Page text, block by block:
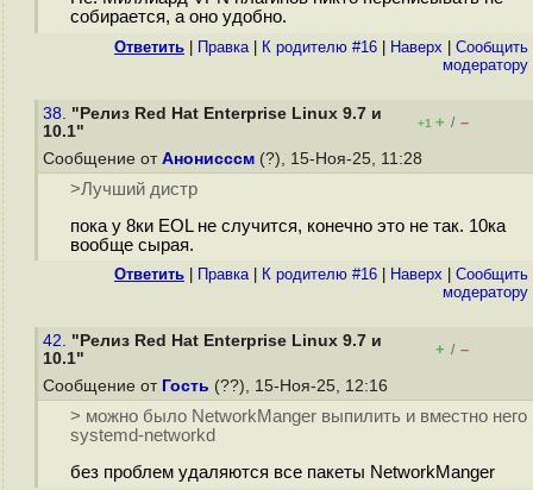
собирается, а оно удобно.
Ответить Правка| К родителю #16 Наверх
Cообщить
модератору
38. "Релиз Red Hat Enterprise Linux 9.7 и
10.1"
+1 + / –
Сообщение от Анонисссм (?), 15-Ноя-25, 11:28
>Лучший дистр
пока у 8ки EOL не случится, конечно это не так. 10ка
вообще сырая.
Ответить Правка| К родителю #16 Наверх
Cообщить
модератору
42. "Релиз Red Hat Enterprise Linux 9.7 и
10.1"
+ / –
Сообщение от Гость (??), 15-Ноя-25, 12:16
> можно было NetworkManger выпилить и вместно него
systemd-networkd
без проблем удаляются все пакеты NetworkManger